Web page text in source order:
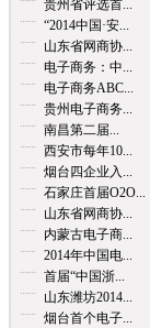
贵州省评选首...
“2014中国·安...
山东省网商协...
电子商务：中...
电子商务ABC...
贵州电子商务...
南昌第二届...
西安市每年10...
烟台四企业入...
石家庄首届O2O...
山东省网商协...
内蒙古电子商...
2014年中国电...
首届“中国浙...
山东潍坊2014...
烟台首个电子...